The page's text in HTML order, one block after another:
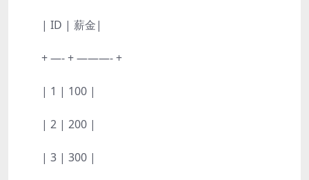
| ID | 薪金|
+ —- + ———- +
| 1 | 100 |
| 2 | 200 |
| 3 | 300 |